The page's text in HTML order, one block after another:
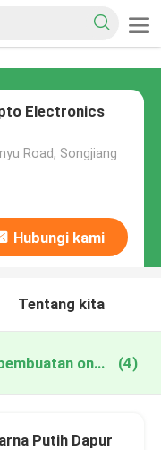
Electronics
Road, Songjiang
Hubungi kami
Tentang kita
kitchen small led tube light pembuatan online (4)
Putih Dapur